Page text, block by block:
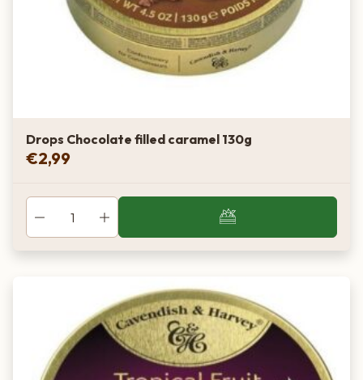
Drops Chocolate filled caramel 130g
€2,99